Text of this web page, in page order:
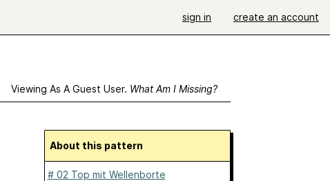
sign in create an account
Viewing As A Guest User. What Am I Missing?
About this pattern
# 02 Top mit Wellenborte